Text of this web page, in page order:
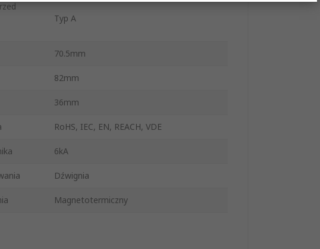
Typ A
70.5mm
82mm
36mm
RoHS, IEC, EN, REACH, VDE
6kA
Dźwignia
Magnetotermiczny